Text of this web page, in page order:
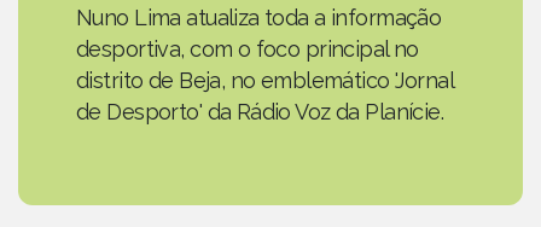
Nuno Lima atualiza toda a informação
desportiva, com o foco principal no
distrito de Beja, no emblemático 'Jornal
de Desporto' da Rádio Voz da Planície.